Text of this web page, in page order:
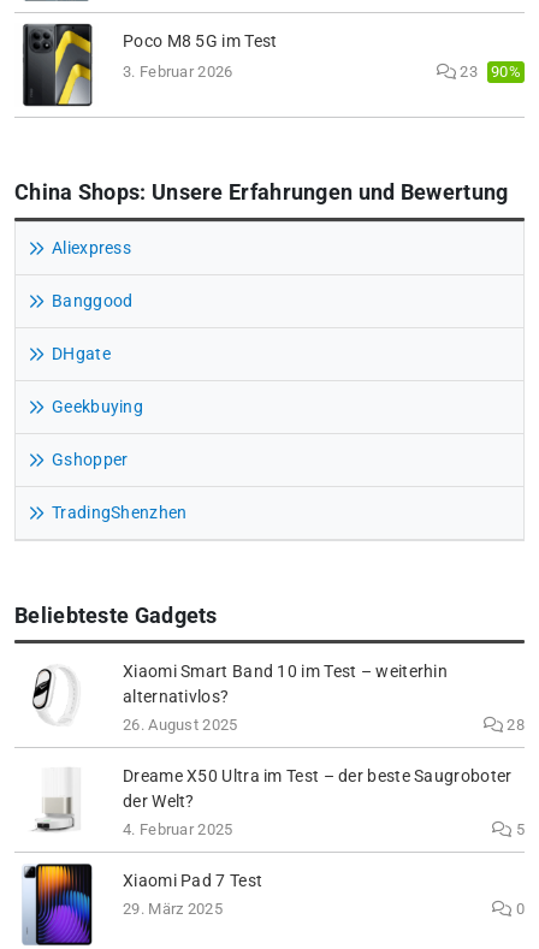
Poco M8 5G im Test
3. Februar 2026 23 90%
China Shops: Unsere Erfahrungen und Bewertung
Aliexpress
Banggood
DHgate
Geekbuying
Gshopper
TradingShenzhen
Beliebteste Gadgets
Xiaomi Smart Band 10 im Test – weiterhin
alternativlos?
26. August 2025 28
Dreame X50 Ultra im Test – der beste Saugroboter
der Welt?
4. Februar 2025 5
Xiaomi Pad 7 Test
29. März 2025 0